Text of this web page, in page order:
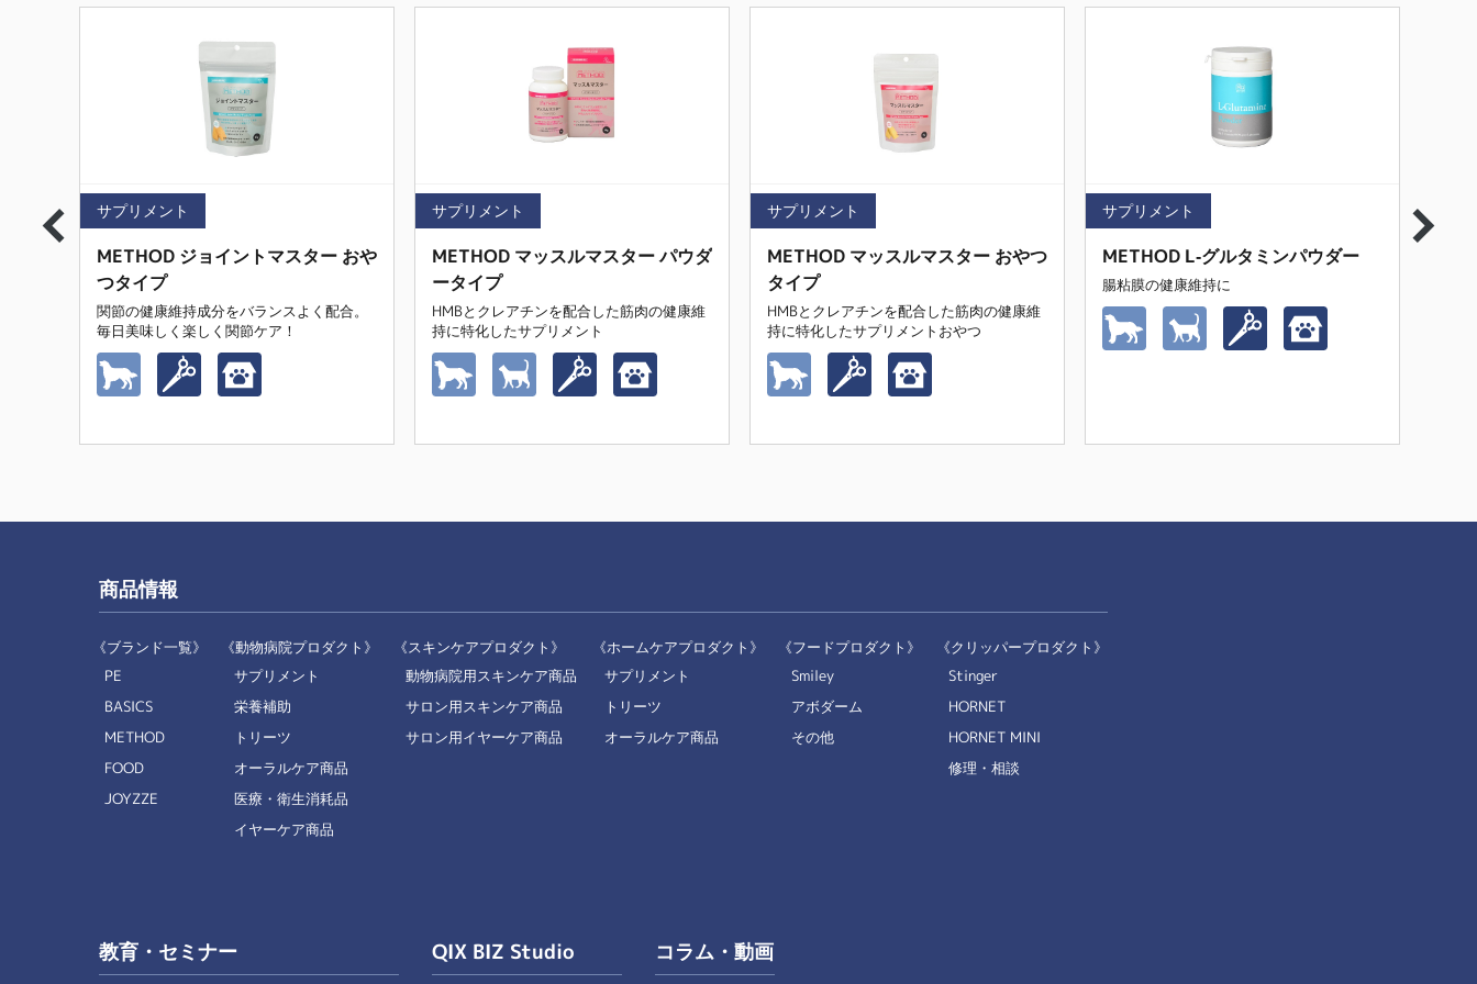
サプリメント
METHOD ジョイントマスター おや
つタイプ
関節の健康維持成分をバランスよく配合。
毎日美味しく楽しく関節ケア！
サプリメント
METHOD マッスルマスター パウダ
ータイプ
HMBとクレアチンを配合した筋肉の健康維
持に特化したサプリメント
サプリメント
METHOD マッスルマスター おやつ
タイプ
HMBとクレアチンを配合した筋肉の健康維
持に特化したサプリメントおやつ
サプリメント
METHOD L-グルタミンパウダー
腸粘膜の健康維持に
商品情報
《ブランド一覧》
PE
BASICS
METHOD
FOOD
JOYZZE
《動物病院プロダクト》
サプリメント
栄養補助
トリーツ
オーラルケア商品
医療・衛生消耗品
イヤーケア商品
《スキンケアプロダクト》
動物病院用スキンケア商品
サロン用スキンケア商品
サロン用イヤーケア商品
《ホームケアプロダクト》
サプリメント
トリーツ
オーラルケア商品
《フードプロダクト》
Smiley
アボダーム
その他
《クリッパープロダクト》
Stinger
HORNET
HORNET MINI
修理・相談
教育・セミナー QIX BIZ Studio コラム・動画